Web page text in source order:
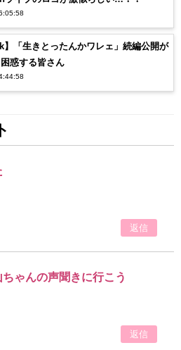
】「生きとったんかワレェ」続編公開が
惑する皆さん
返信
ゃんの声聞きに行こう
返信